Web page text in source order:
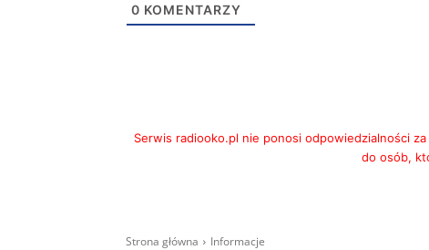
0 KOMENTARZY
Serwis radiooko.pl nie ponosi odpowiedzialności
do osób,